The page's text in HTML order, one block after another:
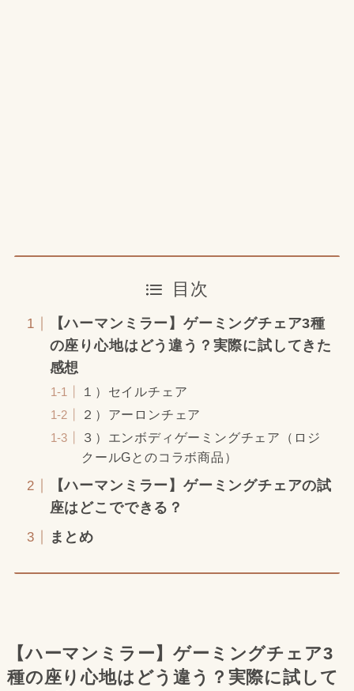
目次
【ハーマンミラー】ゲーミングチェア3種
の座り心地はどう違う？実際に試してきた
感想
１）セイルチェア
２）アーロンチェア
３）エンボディゲーミングチェア（ロジ
クールGとのコラボ商品）
【ハーマンミラー】ゲーミングチェアの試
座はどこでできる？
まとめ
【ハーマンミラー】ゲーミングチェア3
種の座り心地はどう違う？実際に試して